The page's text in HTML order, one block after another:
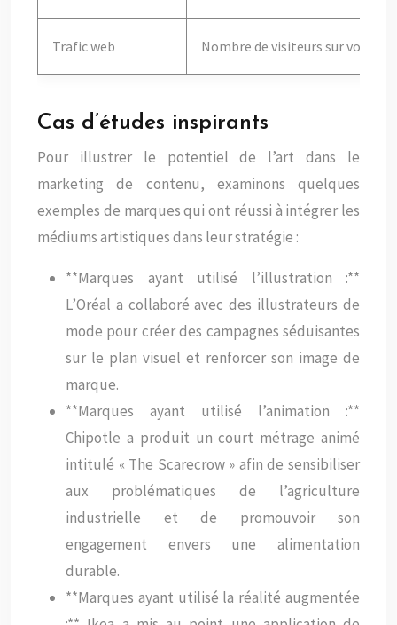
Trafic web Nombre de visiteurs sur votre
Cas d’études inspirants
Pour illustrer le potentiel de l’art dans le
marketing de contenu, examinons quelques
exemples de marques qui ont réussi à intégrer les
médiums artistiques dans leur stratégie :
**Marques ayant utilisé l’illustration :**
L’Oréal a collaboré avec des illustrateurs de
mode pour créer des campagnes séduisantes
sur le plan visuel et renforcer son image de
marque.
**Marques ayant utilisé l’animation :**
Chipotle a produit un court métrage animé
intitulé « The Scarecrow » afin de sensibiliser
aux problématiques de l’agriculture
industrielle et de promouvoir son
engagement envers une alimentation
durable.
**Marques ayant utilisé la réalité augmentée